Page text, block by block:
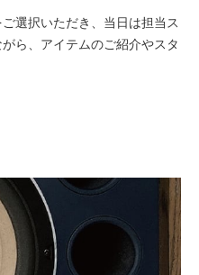
選択いただき、当日は担当ス
ら、アイテムのご紹介やスタ